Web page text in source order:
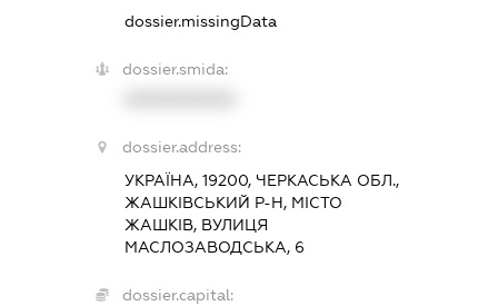
dossier.missingData
dossier.smida:
dossier.address:
УКРАЇНА, 19200, ЧЕРКАСЬКА ОБЛ.,
ЖАШКІВСЬКИЙ Р-Н, МІСТО
ЖАШКІВ, ВУЛИЦЯ
МАСЛОЗАВОДСЬКА, 6
dossier.capital: